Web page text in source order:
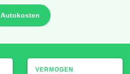
Autokosten
VERMOGEN